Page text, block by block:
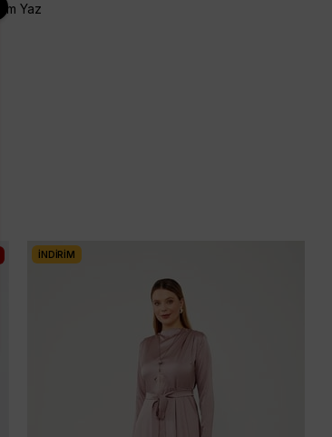
Yaz
İNDIRIM